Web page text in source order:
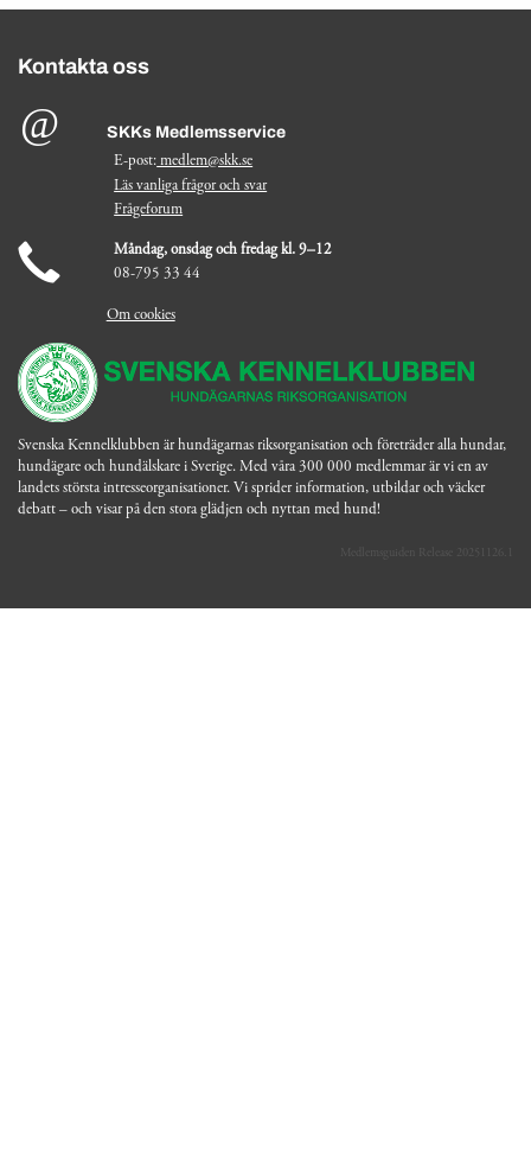
Kontakta oss
SKKs Medlemsservice
E-post: medlem@skk.se
Läs vanliga frågor och svar
Frågeforum
Måndag, onsdag och fredag kl. 9–12
08-795 33 44
Om cookies
Svenska Kennelklubben är hundägarnas riksorganisation och företräder alla hundar,
hundägare och hundälskare i Sverige. Med våra 300 000 medlemmar är vi en av
landets största intresseorganisationer. Vi sprider information, utbildar och väcker
debatt – och visar på den stora glädjen och nyttan med hund!
Medlemsguiden Release 20251126.1